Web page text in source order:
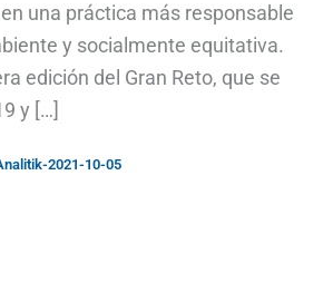
una práctica más responsable
y socialmente equitativa.
edición del Gran Reto, que se
y […]
-2021-10-05